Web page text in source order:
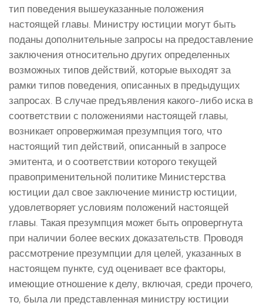
тип поведения вышеуказанные положения
настоящей главы. Министру юстиции могут быть
поданы дополнительные запросы на предоставление
заключения относительно других определенных
возможных типов действий, которые выходят за
рамки типов поведения, описанных в предыдущих
запросах. В случае предъявления какого-либо иска в
соответствии с положениями настоящей главы,
возникает опровержимая презумпция того, что
настоящий тип действий, описанный в запросе
эмитента, и о соответствии которого текущей
правоприменительной политике Министерства
юстиции дал свое заключение министр юстиции,
удовлетворяет условиям положений настоящей
главы. Такая презумпция может быть опровергнута
при наличии более веских доказательств. Проводя
рассмотрение презумпции для целей, указанных в
настоящем пункте, суд оценивает все факторы,
имеющие отношение к делу, включая, среди прочего,
то, была ли представленная министру юстиции